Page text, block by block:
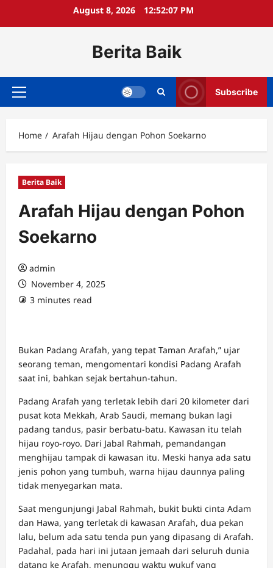
August 8, 2026 12:52:08 PM
Berita Baik
Primary
Subscribe
Home Arafah Hijau dengan Pohon Soekarno
Berita Baik
Arafah Hijau dengan Pohon
Soekarno
admin
November 4, 2025
3 minutes read
Bukan Padang Arafah, yang tepat Taman Arafah,” ujar
seorang teman, mengomentari kondisi Padang Arafah
saat ini, bahkan sejak bertahun-tahun.
Padang Arafah yang terletak lebih dari 20 kilometer dari
pusat kota Mekkah, Arab Saudi, memang bukan lagi
padang tandus, pasir berbatu-batu. Kawasan itu telah
hijau royo-royo. Dari Jabal Rahmah, pemandangan
menghijau tampak di kawasan itu. Meski hanya ada satu
jenis pohon yang tumbuh, warna hijau daunnya paling
tidak menyegarkan mata.
Saat mengunjungi Jabal Rahmah, bukit bukti cinta Adam
dan Hawa, yang terletak di kawasan Arafah, dua pekan
lalu, belum ada satu tenda pun yang dipasang di Arafah.
Padahal, pada hari ini jutaan jemaah dari seluruh dunia
datang ke Arafah, menunggu waktu wukuf yang